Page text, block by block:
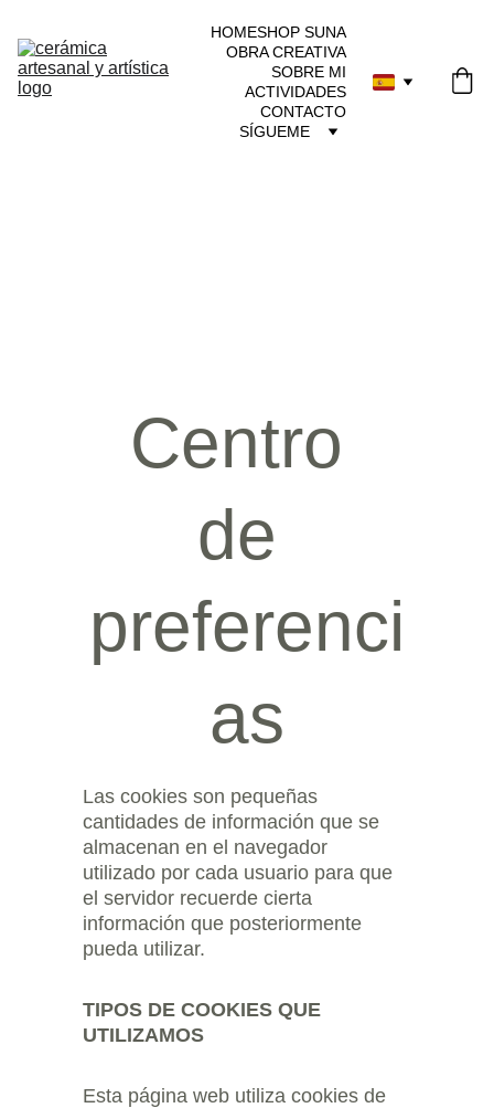
HOMESHOP SUNA
OBRA CREATIVA
SOBRE MI
ACTIVIDADES
CONTACTO
SÍGUEME
Centro
de
preferenci
as
Las cookies son pequeñas
cantidades de información que se
almacenan en el navegador
utilizado por cada usuario para que
el servidor recuerde cierta
información que posteriormente
pueda utilizar.
TIPOS DE COOKIES QUE
UTILIZAMOS
Esta página web utiliza cookies de